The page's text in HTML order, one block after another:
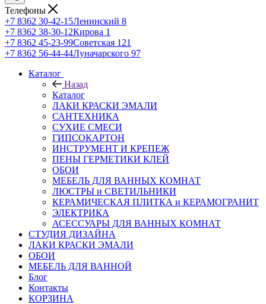
Телефоны
+7 8362 30-42-15Ленинский 8
+7 8362 38-30-12Кирова 1
+7 8362 45-23-99Советская 121
+7 8362 56-44-44Луначарского 97
Каталог
Назад
Каталог
ЛАКИ КРАСКИ ЭМАЛИ
САНТЕХНИКА
СУХИЕ СМЕСИ
ГИПСОКАРТОН
ИНСТРУМЕНТ И КРЕПЕЖ
ПЕНЫ ГЕРМЕТИКИ КЛЕЙ
ОБОИ
МЕБЕЛЬ ДЛЯ ВАННЫХ КОМНАТ
ЛЮСТРЫ и СВЕТИЛЬНИКИ
КЕРАМИЧЕСКАЯ ПЛИТКА и КЕРАМОГРАНИТ
ЭЛЕКТРИКА
АСЕССУАРЫ ДЛЯ ВАННЫХ КОМНАТ
СТУДИЯ ДИЗАЙНА
ЛАКИ КРАСКИ ЭМАЛИ
ОБОИ
МЕБЕЛЬ ДЛЯ ВАННОЙ
Блог
Контакты
КОРЗИНА